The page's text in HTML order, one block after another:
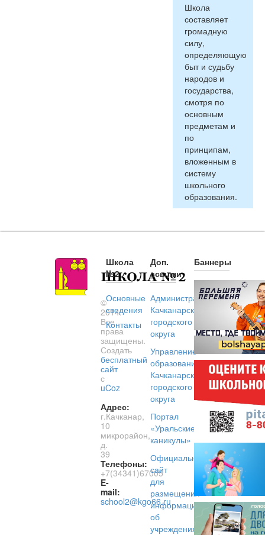
Школа
составляет
громадную
силу,
определяющую
быт и судьбу
народов и
государства,
смотря по
основным
предметам и
по
принципам,
вложенным в
систему
школьного
образования.
©
2014.
Все
права
защищены.
Создать
бесплатный
сайт
с
uCoz
Адрес:
г.Качканар,
10
микрорайон,
д.
39
Телефоны:
+7(34341)67005
E-
mail:
school2@kgo66.ru
Школа
№2
Основные
сведения
Контакты
Доп.
ссылки
Администрация
Качканарского
городского
округа
Управление
образованием
Качканарского
городского
округа
Портал
«Уральские
каникулы»
Официальный
сайт
для
размещения
информации
об
учреждениях
Баннеры